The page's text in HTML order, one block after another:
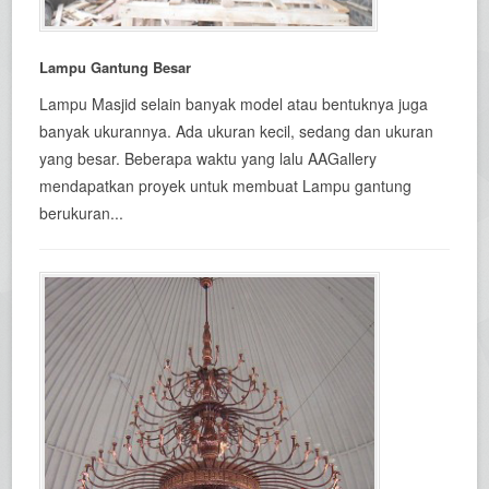
Lampu Gantung Besar
Lampu Masjid selain banyak model atau bentuknya juga
banyak ukurannya. Ada ukuran kecil, sedang dan ukuran
yang besar. Beberapa waktu yang lalu AAGallery
mendapatkan proyek untuk membuat Lampu gantung
berukuran...